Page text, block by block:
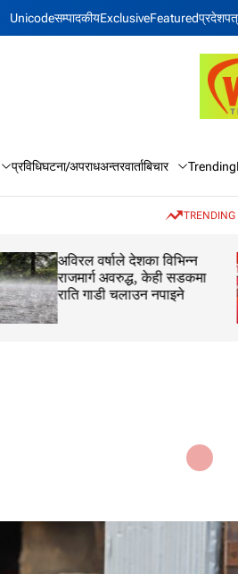
Unicodeसम्पादकीयExclusiveFeaturedप्रदेश
प्रविधिघटना/अपराधअन्तरवार्ताबिचार Trending
TRENDING
अविरल वर्षाले देशका विभिन्न
राजमार्ग अवरुद्ध, केही सडकमा
राति गाडी चलाउन नपाइने